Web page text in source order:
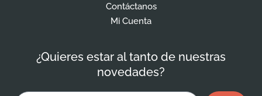
Contáctanos
Mi Cuenta
¿Quieres estar al tanto de nuestras
novedades?